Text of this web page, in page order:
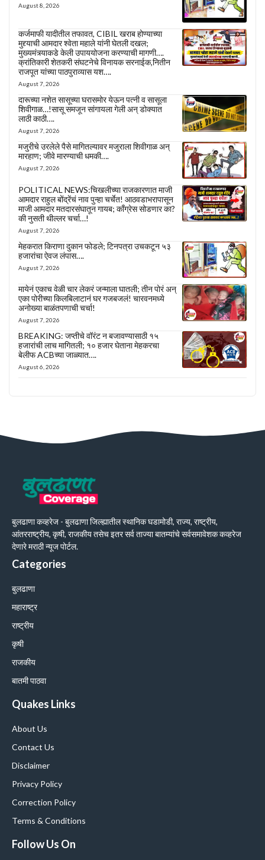
August 8, 2026
कर्जमाफी यादीतील तफावत, CIBIL खराब होण्याच्या
मुद्द्याची आमदार श्वेता महाले यांनी घेतली दखल;
मुख्यमंत्र्याकडे केली उपाययोजना करण्याची मागणी….
क्रांतिकारी शेतकरी संघटनेचे विनायक सरनाईक,नितीन
राजपूत यांच्या पाठपुराव्यास यश….
August 7, 2026
दारूच्या नशेत सासूच्या घरासमोर येऊन पत्नी व सासूला
शिवीगाळ…!सासू समजून सांगायला गेली अन् डोक्यात
लाठी काठी….
August 7, 2026
मजुरीचे उरलेले पैसे मागितल्यावर मजुराला शिवीगाळ अन्
मारहाण; जीवे मारण्याची धमकी….
August 7, 2026
POLITICAL NEWS:चिखलीच्या राजकारणात माजी
आमदार राहुल बोंद्रेंचं नाव पुन्हा चर्चेत! आठवडाभरापासून
माजी आमदार मतदारसंघातून गायब; काँग्रेस सोडणार का?
की नुसती थील्लर चर्चा…!
August 7, 2026
मेहकरात किराणा दुकान फोडले; टिनपत्रा उचकटून ५३
हजारांचा ऐवज लंपास….
August 7, 2026
मायेनं एकाच वेळी चार लेकरं जन्माला घातली; तीन पोरं अन्
एका पोरीच्या किलबिलाटानं घर गजबजलं! चारवनमध्ये
अनोख्या बाळंतपणाची चर्चा!
August 7, 2026
BREAKING: जप्तीचे वॉरंट न बजावण्यासाठी १५
हजारांची लाच मागितली; १० हजार घेताना मेहकरचा
बेलीफ ACBच्या जाळ्यात….
August 6, 2026
बुलढाणा कव्हरेज - बुलढाणा जिल्ह्यातील स्थानिक घडामोडी, राज्य, राष्ट्रीय,
आंतरराष्ट्रीय, कृषी, राजकीय तसेच इतर सर्व ताज्या बातम्यांचे सर्वसमावेशक कव्हरेज
देणारे मराठी न्यूज पोर्टल.
Categories
बुलढाणा
महाराष्ट्र
राष्ट्रीय
कृषी
राजकीय
बातमी पाठवा
Quakes Links
About Us
Contact Us
Disclaimer
Privacy Policy
Correction Policy
Terms & Conditions
Follow Us On